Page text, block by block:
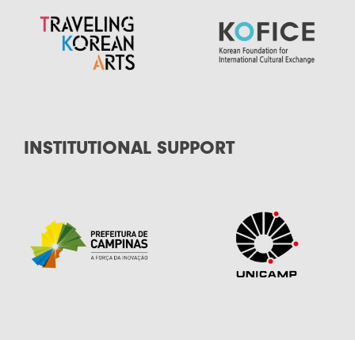
INSTITUTIONAL SUPPORT